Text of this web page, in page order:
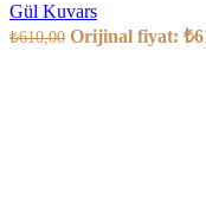
Gül Kuvars
₺610,00 Orijinal fiyat: